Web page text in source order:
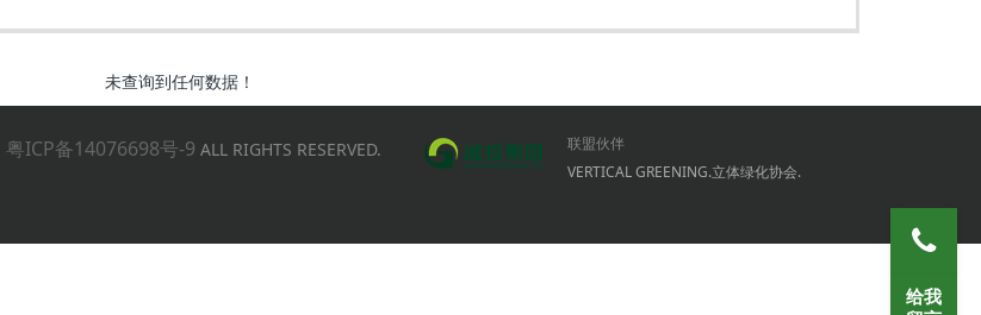
未查询到任何数据！
粤ICP备14076698号-9 ALL RIGHTS RESERVED.
联盟伙伴
VERTICAL GREENING.立体绿化协会.
给我